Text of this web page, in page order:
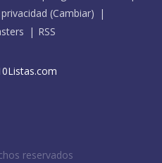
(Cambiar)
RSS
reservados